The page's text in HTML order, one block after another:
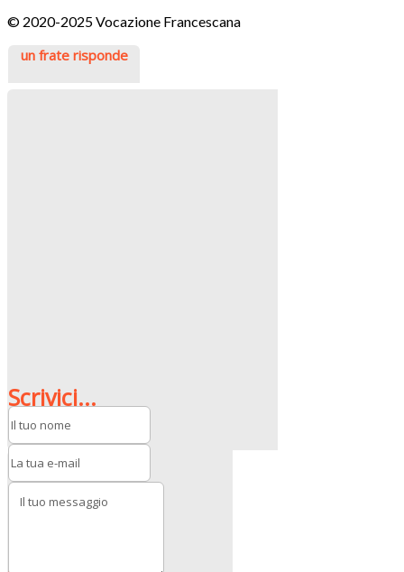
© 2020-2025 Vocazione Francescana
un frate risponde
Scrivici...